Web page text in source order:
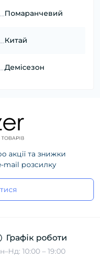
Помаранчевий
Китай
Демісезон
акції та знижки
mail розсилку
Графік роботи
10:00 – 19:00